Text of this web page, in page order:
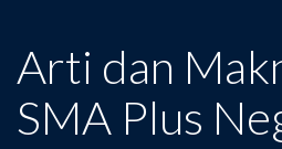
Arti dan
SMA Plus